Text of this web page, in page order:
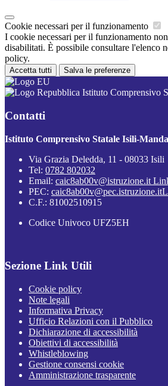
Cookie necessari per il funzionamento
I cookie necessari per il funzionamento
disabilitati. È possibile consultare l'elenco
policy.
Accetta tutti Salva le preferenze
Istituto Comprensivo
Contatti
Istituto Comprensivo Statale Isili-
Via Grazia Deledda, 11 - 08033 Isili
Tel: 0782 802032
Email: caic8ab00v@istruzione.it
PEC: caic8ab00v@pec.istruzione.it
C.F.: 81002510915
Codice Univoco UFZ5EH
Sezione Link Utili
Cookie policy
Note legali
Informativa Privacy
Ufficio Relazioni con il Pubblico
Dichiarazione di accessibilità
Obiettivi di accessibilità
Whistleblowing
Gestione consensi cookie
Amministrazione trasparente